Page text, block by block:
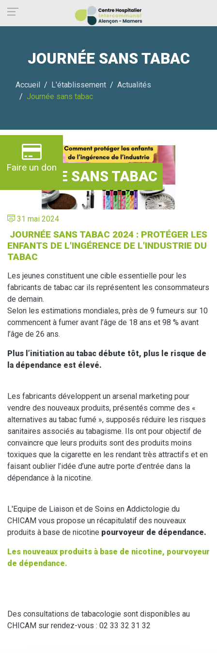
JOURNÉE SANS TABAC
Accueil L'établissement
Actualités
Journée sans tabac
JOURNÉE SANS TABAC
31 mai 2024
JOURNÉE SANS TABAC 2024 : PROTÉGER LES
ENFANTS DE L'INGÉRENCE DE L'INDUSTRIE DU
TABAC
Les jeunes constituent une cible essentielle pour les
fabricants de tabac car ils représentent les consommateurs
de demain.
Selon les estimations mondiales, près de 9 fumeurs sur 10
commencent à fumer avant l’âge de 18 ans et 98 % avant
l’âge de 26 ans.
Plus l’initiation au tabac débute tôt, plus le risque de
la dépendance est élevé.
Les fabricants développent un arsenal marketing pour
vendre des nouveaux produits, présentés comme des «
alternatives au tabac fumé », supposés réduire les risques
sanitaires associés au tabagisme. Ils ont pour objectif de
convaincre que leurs produits sont des produits moins
toxiques que la cigarette en les rendant très attractifs et en
faisant oublier l’idée d’une autre porte d’entrée dans la
dépendance à la nicotine.
L'Equipe de Liaison et de Soins en Addictologie du
CHICAM vous propose un récapitulatif des nouveaux
produits à base de nicotine pourvoyeur de dépendance.
Les nouveaux produits à base de nicotine, pourvoyeur
de dépendance.
Des consultations de tabacologie sont disponibles au
CHICAM sur rendez-vous : 02 33 32 31 32
Faire un don
Panneau de gestion des cookies